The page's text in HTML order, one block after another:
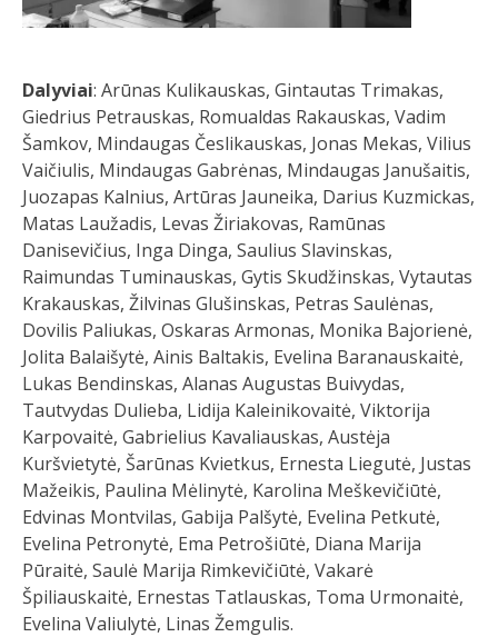
Dalyviai: Arūnas Kulikauskas, Gintautas Trimakas,
Giedrius Petrauskas, Romualdas Rakauskas, Vadim
Šamkov, Mindaugas Česlikauskas, Jonas Mekas, Vilius
Vaičiulis, Mindaugas Gabrėnas, Mindaugas Janušaitis,
Juozapas Kalnius, Artūras Jauneika, Darius Kuzmickas,
Matas Laužadis, Levas Žiriakovas, Ramūnas
Danisevičius, Inga Dinga, Saulius Slavinskas,
Raimundas Tuminauskas, Gytis Skudžinskas, Vytautas
Krakauskas, Žilvinas Glušinskas, Petras Saulėnas,
Dovilis Paliukas, Oskaras Armonas, Monika Bajorienė,
Jolita Balaišytė, Ainis Baltakis, Evelina Baranauskaitė,
Lukas Bendinskas, Alanas Augustas Buivydas,
Tautvydas Dulieba, Lidija Kaleinikovaitė, Viktorija
Karpovaitė, Gabrielius Kavaliauskas, Austėja
Kuršvietytė, Šarūnas Kvietkus, Ernesta Liegutė, Justas
Mažeikis, Paulina Mėlinytė, Karolina Meškevičiūtė,
Edvinas Montvilas, Gabija Palšytė, Evelina Petkutė,
Evelina Petronytė, Ema Petrošiūtė, Diana Marija
Pūraitė, Saulė Marija Rimkevičiūtė, Vakarė
Špiliauskaitė, Ernestas Tatlauskas, Toma Urmonaitė,
Evelina Valiulytė, Linas Žemgulis.